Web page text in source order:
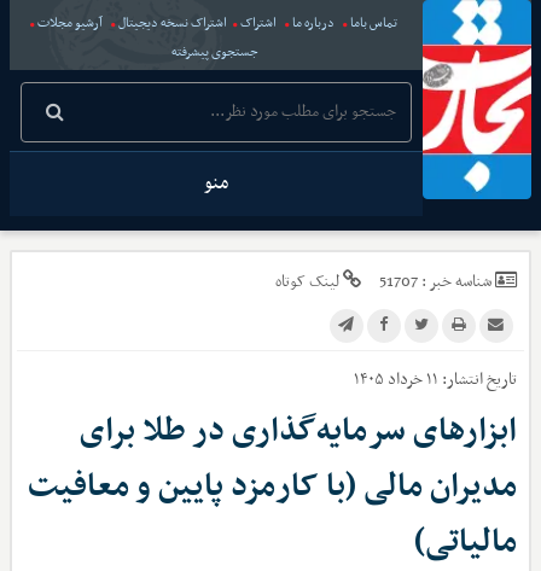
تماس باما درباره ما اشتراک اشتراک نسخه دیجیتال
آرشیو مجلات
جستجوی پیشرفته
منو
شناسه خبر :51707 لینک کوتاه
تاریخ انتشار: ۱۱ خرداد ۱۴۰۵
ابزارهای سرمایه‌گذاری در طلا برای
مدیران مالی (با کارمزد پایین و معافیت
مالیاتی)